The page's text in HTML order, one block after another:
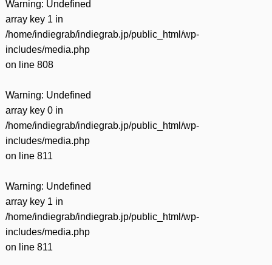
Warning: Undefined
array key 1 in
/home/indiegrab/indiegrab.jp/public_html/wp-
includes/media.php
on line 808
Warning: Undefined
array key 0 in
/home/indiegrab/indiegrab.jp/public_html/wp-
includes/media.php
on line 811
Warning: Undefined
array key 1 in
/home/indiegrab/indiegrab.jp/public_html/wp-
includes/media.php
on line 811